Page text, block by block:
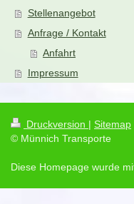
Stellenangebot
Anfrage / Kontakt
Anfahrt
Impressum
Druckversion | Sitemap
© Münnich Transporte
Diese Homepage wurde